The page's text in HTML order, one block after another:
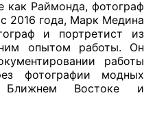
как Раймонда, фотограф
2016 года, Марк Медина
и портретист из
опытом работы. Он
работы
фотографии модных
Востоке и